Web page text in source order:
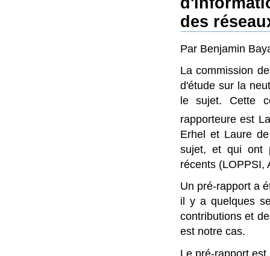
des
Par Benjamin
La commission
d'étude sur la
le sujet. Cette
rapporteure est
Erhel et Laure
sujet, et qui ont
récents (LOPPSI,
Un pré-rapport a
il y a quelques
contributions et
est notre cas.
Le pré-rapport est